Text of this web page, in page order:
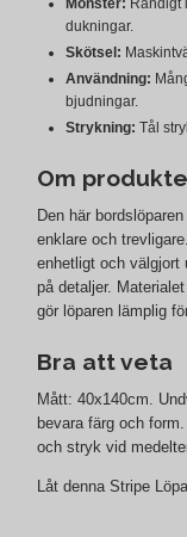
Mönster: Randigt
dukningar.
Skötsel:
Användning:
bjudningar.
Strykning: Tål
Om
Den här
enklare och
enhetligt och välgjort
på detaljer.
gör löparen lämplig
Bra att veta
Mått: 40x140cm.
bevara färg och
och stryk vid
Låt denna Stripe